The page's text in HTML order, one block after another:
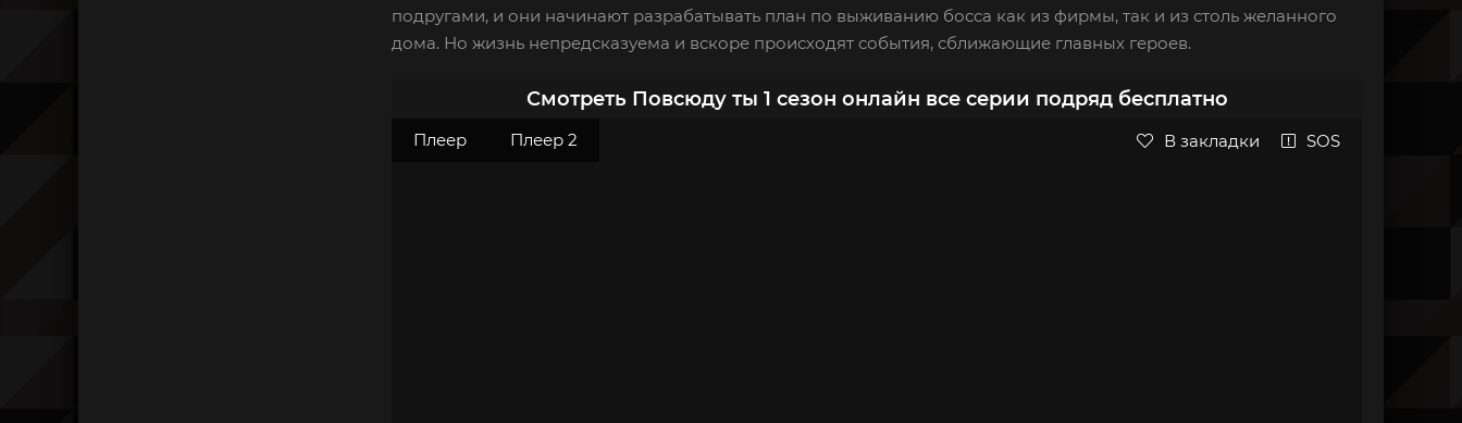
подругами, и они начинают разрабатывать план по выживанию босса как из фирмы, так и из столь желанного
дома. Но жизнь непредсказуема и вскоре происходят события, сближающие главных героев.
Смотреть Повсюду ты 1 сезон онлайн все серии подряд бесплатно
Плеер Плеер 2 В закладки SOS